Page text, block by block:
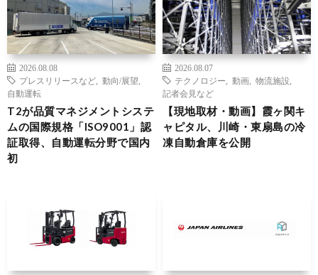
2026.08.08
プレスリリースなど
動向/展望
自動運転
T2が品質マネジメントシステ
ムの国際規格「ISO9001」認
証取得、自動運転分野で国内
初
2026.08.07
テクノロジー
動画 物流施設
記者会見など
【現地取材・動画】霞ヶ関キ
ャピタル、川崎・東扇島の冷
凍自動倉庫を公開